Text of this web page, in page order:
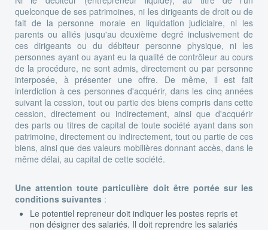
quelconque de ses patrimoines, ni les dirigeants de droit ou de
fait de la personne morale en liquidation judiciaire, ni les
parents ou alliés jusqu'au deuxième degré inclusivement de
ces dirigeants ou du débiteur personne physique, ni les
personnes ayant ou ayant eu la qualité de contrôleur au cours
de la procédure, ne sont admis, directement ou par personne
interposée, à présenter une offre. De même, il est fait
interdiction à ces personnes d'acquérir, dans les cinq années
suivant la cession, tout ou partie des biens compris dans cette
cession, directement ou indirectement, ainsi que d'acquérir
des parts ou titres de capital de toute société ayant dans son
patrimoine, directement ou indirectement, tout ou partie de ces
biens, ainsi que des valeurs mobilières donnant accès, dans le
même délai, au capital de cette société.
Une attention toute particulière doit être portée sur les
conditions suivantes :
Le potentiel repreneur doit indiquer les postes repris et
non désigner des salariés. Il doit reprendre les salariés